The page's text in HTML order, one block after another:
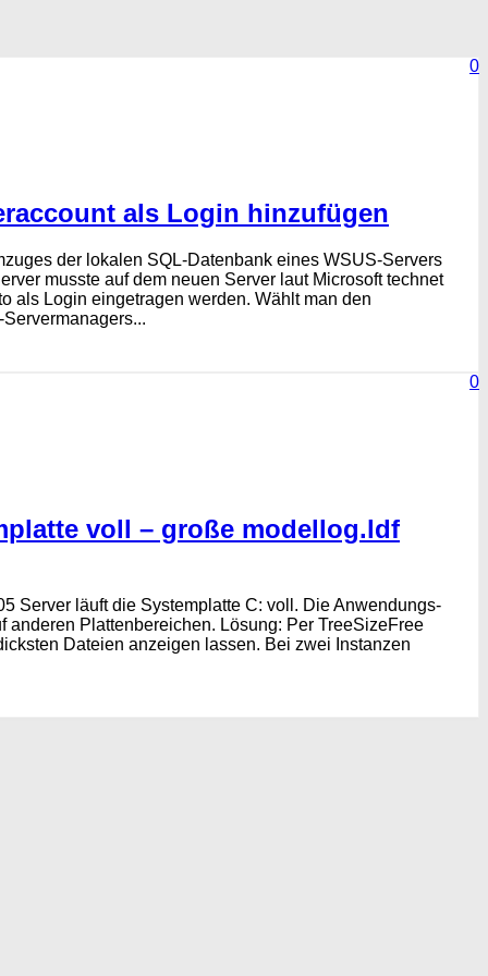
0
als Login hinzufügen
der lokalen SQL-Datenbank eines WSUS-Servers
musste auf dem neuen Server laut Microsoft technet
als Login eingetragen werden. Wählt man den
0
voll – große modellog.ldf
Server läuft die Systemplatte C: voll. Die Anwendungs-
anderen Plattenbereichen. Lösung: Per TreeSizeFree
Dateien anzeigen lassen. Bei zwei Instanzen